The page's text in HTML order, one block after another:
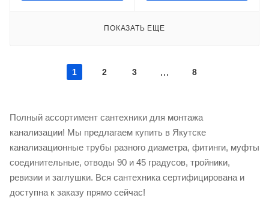
ПОКАЗАТЬ ЕЩЕ
1 2 3 8
Полный ассортимент сантехники для монтажа
канализации! Мы предлагаем купить в Якутске
канализационные трубы разного диаметра, фитинги, муфты
соединительные, отводы 90 и 45 градусов, тройники,
ревизии и заглушки. Вся сантехника сертифицирована и
доступна к заказу прямо сейчас!